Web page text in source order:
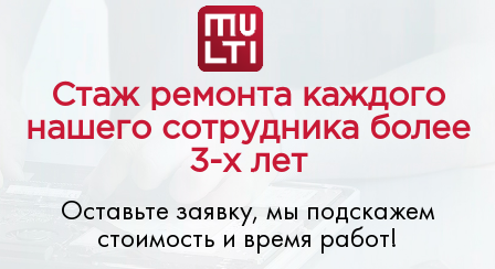
Стаж ремонта каждого
нашего сотрудника более
3-х лет
Оставьте заявку, мы подскажем
стоимость и время работ!